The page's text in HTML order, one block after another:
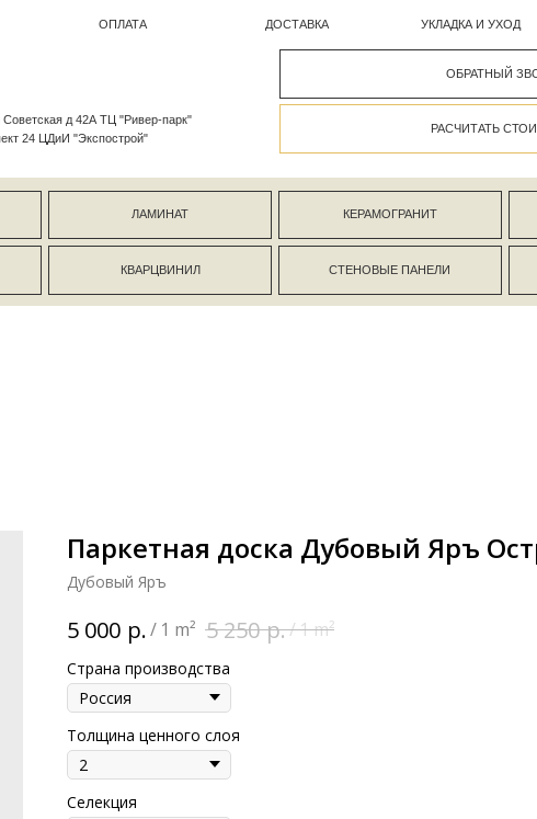
КОНТАКТЫ
УКЛАДКА И УХОД
КВАРЦВИНИЛ
КЕРАМОГРАНИТ
СТЕНОВЫЕ ПАНЕЛИ
ЛАМИНАТ
НАШИ РАБОТЫ
ПЛИНТУС
Паркетная доска Дубовый Яръ
Дубовый Яръ
5 000 р./ 1 m² 5 250 р./1 m²
Страна производства
Толщина ценного слоя
Селекция